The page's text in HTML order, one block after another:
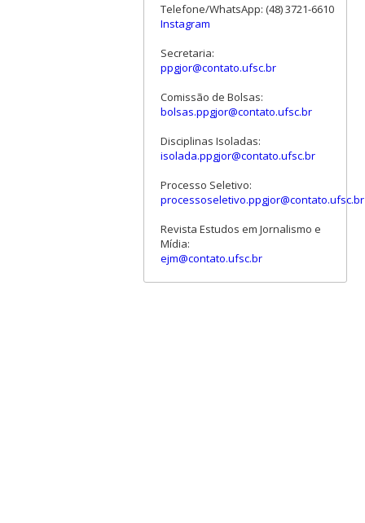
Telefone/WhatsApp: (48) 3721-6610
Instagram
Secretaria:
ppgjor@contato.ufsc.br
Comissão de Bolsas:
bolsas.ppgjor@contato.ufsc.br
Disciplinas Isoladas:
isolada.ppgjor@contato.ufsc.br
Processo Seletivo:
processoseletivo.ppgjor@contato.ufsc.br
Revista Estudos em Jornalismo e
Mídia:
ejm@contato.ufsc.br